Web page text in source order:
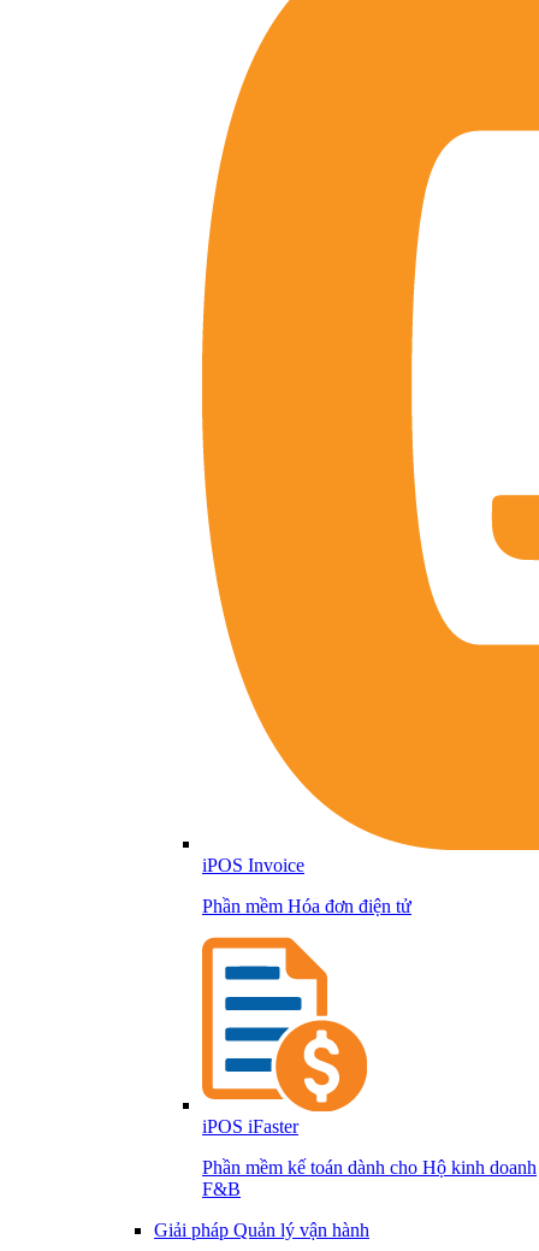
iPOS Invoice
Phần mềm Hóa đơn điện tử
iPOS iFaster
Phần mềm kế toán dành cho Hộ kinh doanh
F&B
Giải pháp Quản lý vận hành